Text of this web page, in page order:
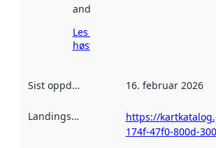
andre steder.
Les mer om
høsting her
Sist oppdatert 16. februar 2026
Landingsside
https://
174f-47f0-800d-